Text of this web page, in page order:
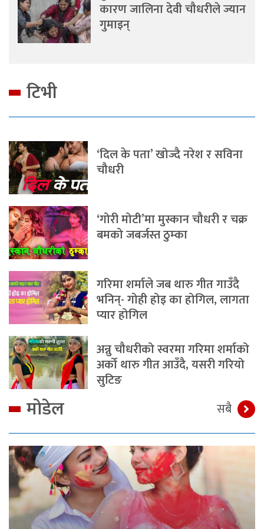
कारण जालिना देवी चौधरीले ज्यान
गुमाइन्
टिभी
‘दिल के पता’ खोज्दै नरेश र सविना
चौधरी
‘गोरी मोटी’मा मुस्कान चौधरी र चक्र
बमको जबर्जस्त ठुम्का
गरिमा शर्माले जब थारु गीत गाउँदै
भनिन्- गोही होइ का होगिल, लागता
प्यार होगिल
अन्नु चौधरीको स्वरमा गरिमा शर्माको
अर्को थारु गीत आउँदै, यसरी गरियो
सुटिङ
मोडेल सबै